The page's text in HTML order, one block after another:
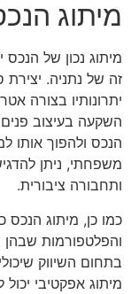
מיתוג
מיתוג נכון של הנכס
זה של נתניה. יצירת
יתרונותיו בצורה
השקעה בעיצוב
הנכס ולהפוך אותו
משפחתי, ניתן
ותחבורה ציבורית.
כמו כן, מיתוג
והפלטפורמות
בתחום השיווק
מיתוג אפקטיבי